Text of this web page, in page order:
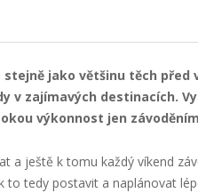
jako většinu těch před
v zajímavých destinacích.
výkonnost jen
a ještě k tomu každý víkend
to tedy postavit a naplánovat